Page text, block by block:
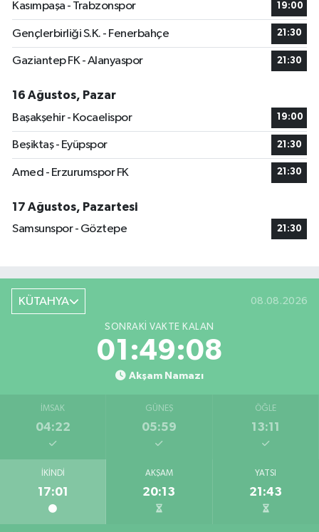
Kasımpaşa - Trabzonspor 19:00
Gençlerbirliği S.K. - Fenerbahçe 21:30
Gaziantep FK - Alanyaspor 21:30
16 Ağustos, Pazar
Başakşehir - Kocaelispor
19:00
Beşiktaş - Eyüpspor 21:30
Amed - Erzurumspor FK 21:30
17 Ağustos, Pazartesi
Samsunspor - Göztepe
21:30
KÜTAHYA 08.08.2026
SONRAKI VAKTE KALAN
01:49:07
Akşam Namazı
İMSAK
04:22
GÜNEŞ
05:59
ÖĞLE
13:11
İKINDI
17:01
AKŞAM
20:13
YATSI
21:43